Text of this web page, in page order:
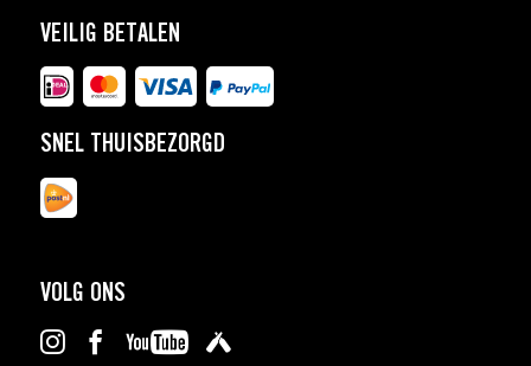
VEILIG BETALEN
SNEL THUISBEZORGD
VOLG ONS